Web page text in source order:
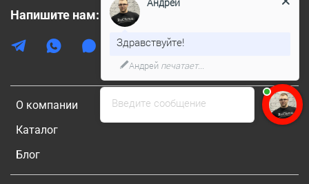
О компании
Каталог
Блог
Напишите нам:
Введите сообщение
Здравствуйте!
Андрей печатает...